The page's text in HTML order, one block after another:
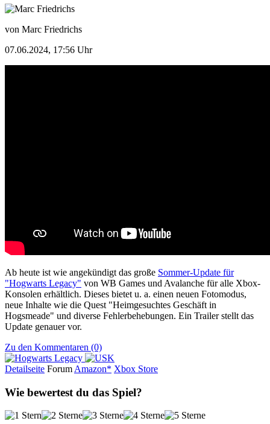
von Marc Friedrichs
07.06.2024, 17:56 Uhr
Ab heute ist wie angekündigt das große Sommer-Update für
"Hogwarts Legacy" von WB Games und Avalanche für alle Xbox-
Konsolen erhältlich. Dieses bietet u. a. einen neuen Fotomodus,
neue Inhalte wie die Quest "Heimgesuchtes Geschäft in
Hogsmeade" und diverse Fehlerbehebungen. Ein Trailer stellt das
Update genauer vor.
Zu den Kommentaren (0)
Detailseite Forum Amazon* Xbox Store
Wie bewertest du das Spiel?